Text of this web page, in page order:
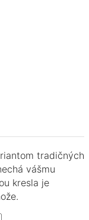
tradičných
vášmu
kresla je